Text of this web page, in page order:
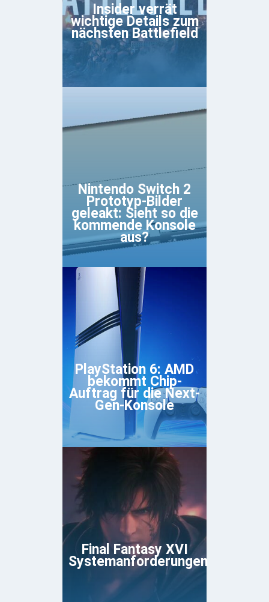
Insider verrät
wichtige Details zum
nächsten Battlefield
Nintendo Switch 2
Prototyp-Bilder
geleakt: Sieht so die
kommende Konsole
aus?
PlayStation 6: AMD
bekommt Chip-
Auftrag für die Next-
Gen-Konsole
Final Fantasy XVI
Systemanforderungen